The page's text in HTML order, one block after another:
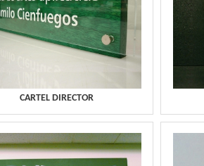
CARTEL DIRECTOR